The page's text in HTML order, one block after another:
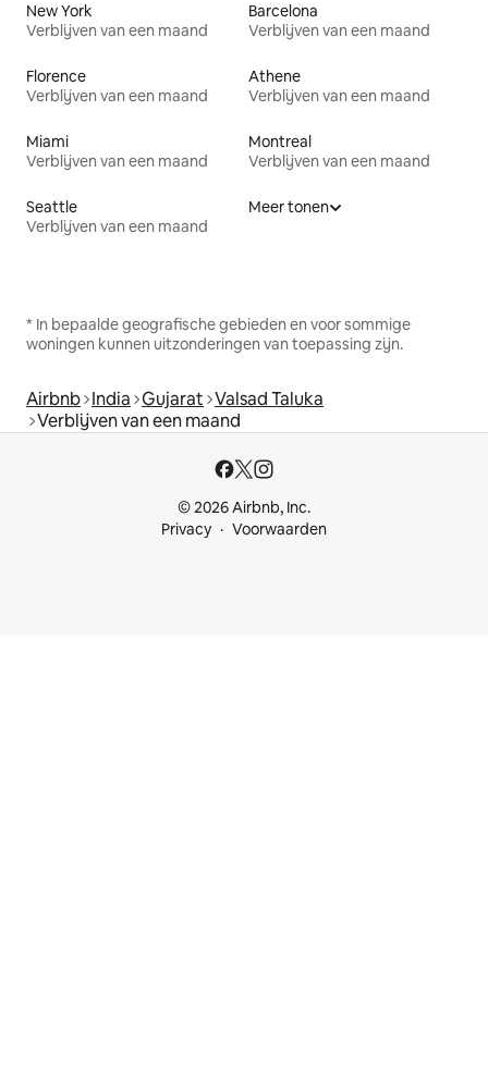
New York
Verblijven van een maand
Barcelona
Verblijven van een maand
Florence
Verblijven van een maand
Athene
Verblijven van een maand
Miami
Verblijven van een maand
Montreal
Verblijven van een maand
Seattle
Verblijven van een maand
Meer tonen
* In bepaalde geografische gebieden en voor sommige
woningen kunnen uitzonderingen van toepassing zijn.
Airbnb India Gujarat Valsad Taluka
Verblijven van een maand
© 2026 Airbnb, Inc.
Privacy
Voorwaarden